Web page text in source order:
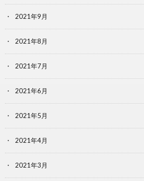
2021年9月
2021年8月
2021年7月
2021年6月
2021年5月
2021年4月
2021年3月